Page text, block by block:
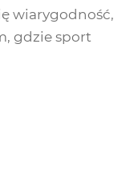
wiarygodność,
gdzie sport